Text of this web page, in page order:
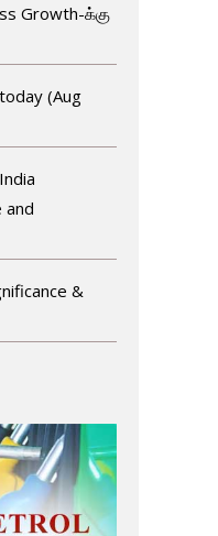
Growth-க்கு
(Aug
and
&